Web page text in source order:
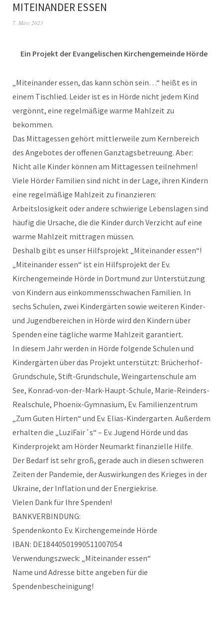
MITEINANDER ESSEN
7. März 2023
Ein Projekt der Evangelischen Kirchengemeinde Hörde
„Miteinander essen, das kann schön sein…“ heißt es in
einem Tischlied. Leider ist es in Hörde nicht jedem Kind
vergönnt, eine regelmäßige warme Mahlzeit zu
bekommen.
Das Mittagessen gehört mittlerweile zum Kernbereich
des Angebotes der offenen Ganztagsbetreuung. Aber:
Nicht alle Kinder können am Mittagessen teilnehmen!
Viele Hörder Familien sind nicht in der Lage, ihren Kindern
eine regelmäßige Mahlzeit zu finanzieren:
Arbeitslosigkeit oder andere schwierige Lebenslagen sind
häufig die Ursache, die die Kinder durch Verzicht auf eine
warme Mahlzeit mittragen müssen.
Deshalb gibt es unser Hilfsprojekt „Miteinander essen“!
„Miteinander essen“ ist ein Hilfsprojekt der Ev.
Kirchengemeinde Hörde in Dortmund zur Unterstützung
von Kindern aus einkommensschwachen Familien. In
sechs Schulen, zwei Kindergärten sowie weiteren Kinder-
und Jugendbereichen in Hörde wird den Kindern über
Spenden eine tägliche warme Mahlzeit garantiert.
In diesem Jahr werden in Hörde folgende Schulen und
Kindergärten über das Projekt unterstützt: Brücherhof-
Grundschule, Stift-Grundschule, Weingartenschule am
See, Konrad-von-der-Mark-Haupt-Schule, Marie-Reinders-
Realschule, Phoenix-Gymnasium, Ev. Familienzentrum
„Zum Guten Hirten“ und Ev. Elias-Kindergarten. Außerdem
erhalten die „LuziFair´s“ – Ev. Jugend Hörde und das
Kinderprojekt am Hörder Neumarkt finanzielle Hilfe.
Der Bedarf ist sehr groß, gerade auch in diesen schweren
Zeiten der Pandemie, der Auswirkungen des Krieges in der
Ukraine, der Inflation und der Energiekrise.
Vielen Dank für Ihre Spenden!
BANKVERBINDUNG:
Spendenkonto Ev. Kirchengemeinde Hörde
IBAN: DE18440501990511007054
Verwendungszweck: „Miteinander essen“
Name und Adresse bitte angeben für die
Spendenbescheinigung!